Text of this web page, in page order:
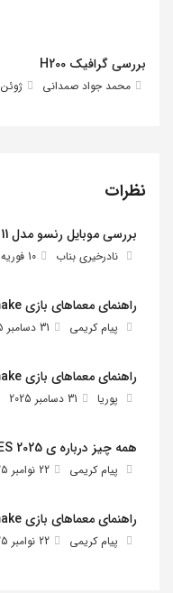
بررسی گرافیک H200
محمد جواد صمدانی ژوئن 15, 2026
نظرات
بررسی موبایل رنسو مدل Nep N11
نادرخیری بناب 10 فوریه 2026
راهنمای معماهای بازی Silent Hill 2 Remake
پیام کریمی 31 دسامبر 2025
راهنمای معماهای بازی Silent Hill 2 Remake
پوریا 31 دسامبر 2025
همه چیز درباره ی EFootball PES 2025
پیام کریمی 22 نوامبر 2025
راهنمای معماهای بازی Silent Hill 2 Remake
پیام کریمی 22 نوامبر 2025